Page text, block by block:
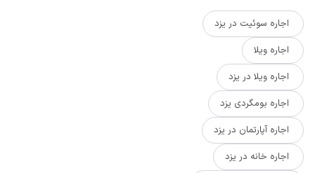
اجاره سوئیت در یزد
اجاره ویلا
اجاره ویلا در یزد
اجاره بومگردی یزد
اجاره آپارتمان در یزد
اجاره خانه در یزد